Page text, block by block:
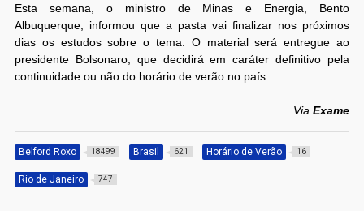
Esta semana, o ministro de Minas e Energia, Bento
Albuquerque, informou que a pasta vai finalizar nos próximos
dias os estudos sobre o tema. O material será entregue ao
presidente Bolsonaro, que decidirá em caráter definitivo pela
continuidade ou não do horário de verão no país.
ViaExame
Belford Roxo 18499 Brasil 621 Horário de Verão 16
Rio de Janeiro 747